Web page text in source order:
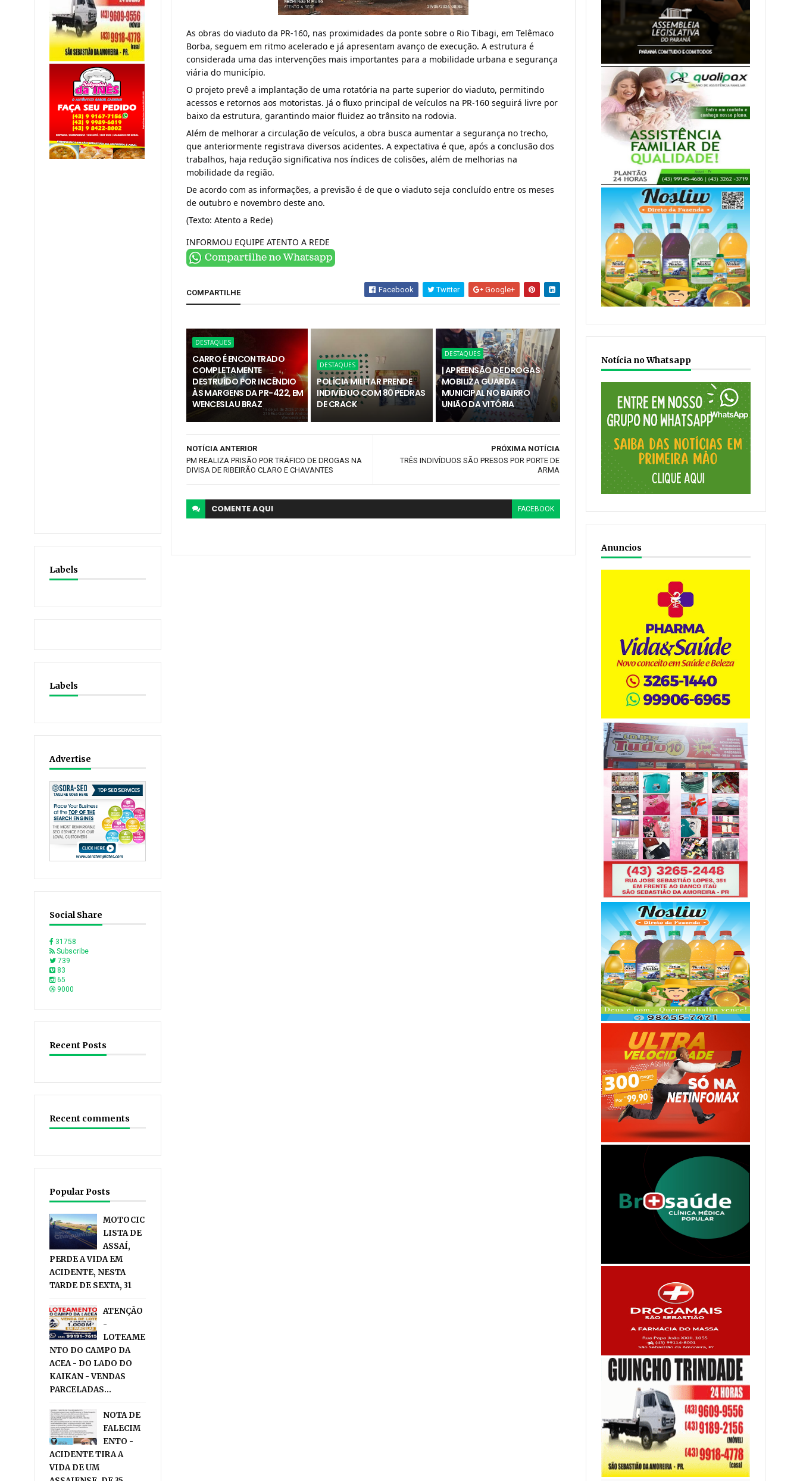
Labels
Labels
Advertise
Social Share
31758
Subscribe
739
83
65
9000
Recent Posts
Recent comments
Popular Posts
MOTOCIC
LISTA DE
ASSAÍ,
PERDE A VIDA EM
ACIDENTE, NESTA
TARDE DE SEXTA, 31
ATENÇÃO
-
LOTEAME
NTO DO CAMPO DA
ACEA - DO LADO DO
KAIKAN - VENDAS
PARCELADAS...
NOTA DE
FALECIM
ENTO -
ACIDENTE TIRA A
VIDA DE UM
As obras do viaduto da PR-160, nas proximidades da ponte sobre o Rio Tibagi, em Telêmaco
Borba, seguem em ritmo acelerado e já apresentam avanço de execução. A estrutura é
considerada uma das intervenções mais importantes para a mobilidade urbana e segurança
viária do município.
O projeto prevê a implantação de uma rotatória na parte superior do viaduto, permitindo
acessos e retornos aos motoristas. Já o fluxo principal de veículos na PR-160 seguirá livre por
baixo da estrutura, garantindo maior fluidez ao trânsito na rodovia.
Além de melhorar a circulação de veículos, a obra busca aumentar a segurança no trecho,
que anteriormente registrava diversos acidentes. A expectativa é que, após a conclusão dos
trabalhos, haja redução significativa nos índices de colisões, além de melhorias na
mobilidade da região.
De acordo com as informações, a previsão é de que o viaduto seja concluído entre os meses
de outubro e novembro deste ano.
(Texto: Atento a Rede)
INFORMOU EQUIPE ATENTO A REDE
COMPARTILHE Facebook Twitter Google+
DESTAQUES
CARRO É ENCONTRADO
COMPLETAMENTE
DESTRUÍDO POR INCÊNDIO
ÀS MARGENS DA PR-422, EM
WENCESLAU BRAZ
DESTAQUES
POLÍCIA MILITAR PRENDE
INDIVÍDUO COM 80 PEDRAS
DE CRACK
DESTAQUES
| APREENSÃO DE DROGAS
MOBILIZA GUARDA
MUNICIPAL NO BAIRRO
UNIÃO DA VITÓRIA
PRÓXIMA NOTÍCIA
TRÊS INDIVÍDUOS SÃO PRESOS POR PORTE DE
ARMA
NOTÍCIA ANTERIOR
PM REALIZA PRISÃO POR TRÁFICO DE DROGAS NA
DIVISA DE RIBEIRÃO CLARO E CHAVANTES
COMENTEAQUI FACEBOOK
Notícia no Whatsapp
Anuncios